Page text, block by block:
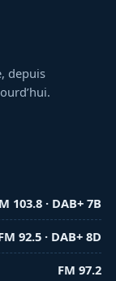
depuis
103.8 · DAB+ 7B
92.5 · DAB+ 8D
FM 97.2